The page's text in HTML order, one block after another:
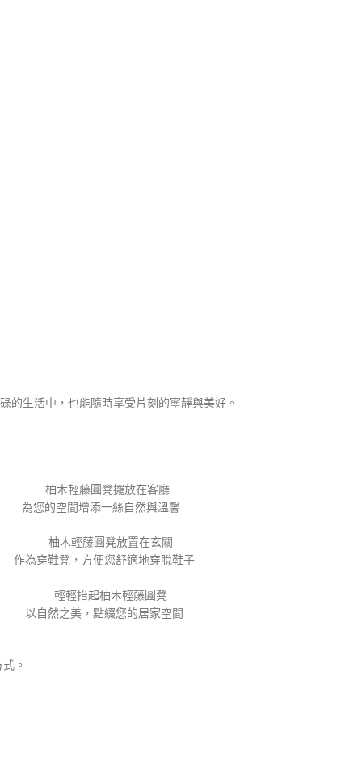
的生活中，也能隨時享受片刻的寧靜與美好。
為您的空間增添一絲自然與溫馨
作為穿鞋凳，方便您舒適地穿脫鞋子
以自然之美，點綴您的居家空間
。